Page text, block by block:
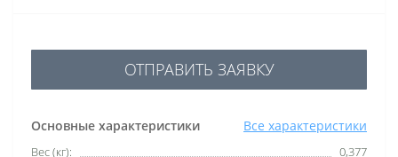
Основные характеристики Все характеристики
Вес (кг):
0,377
ОТПРАВИТЬ ЗАЯВКУ